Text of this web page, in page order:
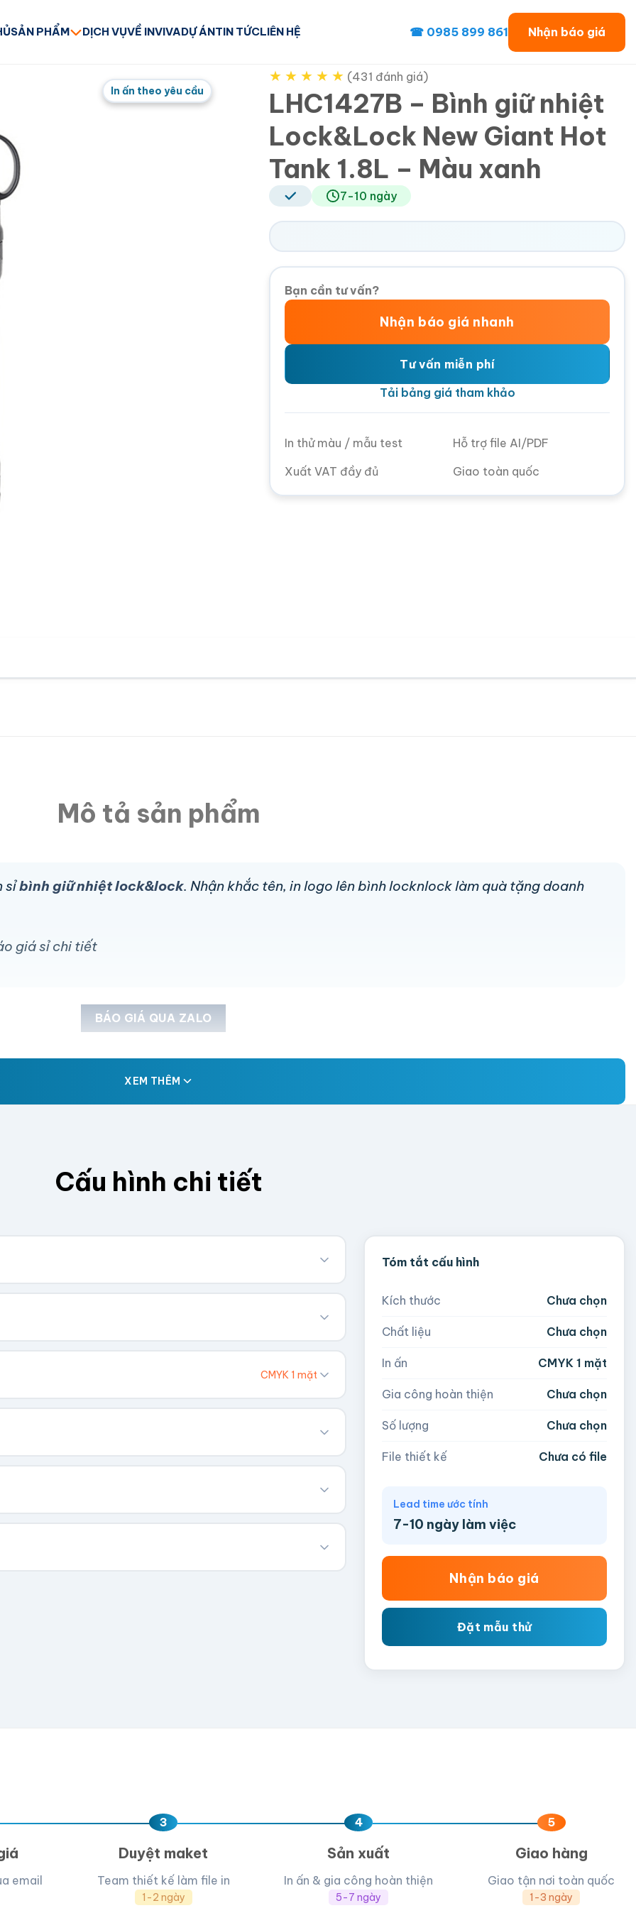
SẢN PHẨM DỊCH VỤVỀ INVIVADỰ ÁNTIN TỨCLIÊN HỆ ☎ 0985 899 861 Nhận báo giá
In ấn theo yêu cầu
★ ★ ★ ★ ★ (431 đánh giá)
LHC1427B – Bình giữ nhiệt
Lock&Lock New Giant Hot
Tank 1.8L – Màu xanh
7-10 ngày
Bạn cần tư vấn?
Nhận báo giá nhanh
Tư vấn miễn phí
Tải bảng giá tham khảo
In thử màu / mẫu test
Hỗ trợ file AI/PDF
Xuất VAT đầy đủ
Giao toàn quốc
Mô tả sản phẩm
sỉbình giữ nhiệt lock&lock. Nhận khắc tên, in logo lên bình locknlock làm quà tặng doanh
giá sỉ chi tiết
BÁO GIÁ QUA ZALO
XEM THÊM
Cấu hình chi tiết
Chúng tôi sẽ tính toán kích thước tổng thể.
Cao (cm)
CMYK 1 mặt
giá theo số lượng.
Tóm tắt cấu hình
Kích thước Chưa chọn
Chất liệu Chưa chọn
In ấn CMYK 1 mặt
Gia công hoàn thiện Chưa chọn
Số lượng Chưa chọn
File thiết kế Chưa có file
Lead time ước tính
7-10 ngày làm việc
Nhận báo giá
Đặt mẫu thử
email
3
Duyệt maket
Team thiết kế làm file in
1-2 ngày
4
Sản xuất
In ấn & gia công hoàn thiện
5-7 ngày
5
Giao hàng
Giao tận nơi toàn quốc
1-3 ngày